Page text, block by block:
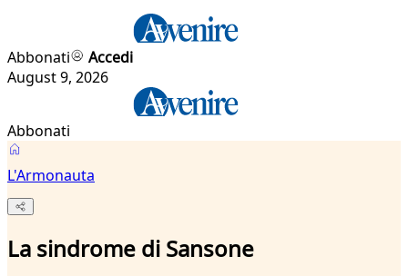
Abbonati
Accedi
August 9, 2026
Abbonati
L'Armonauta
La sindrome di Sansone